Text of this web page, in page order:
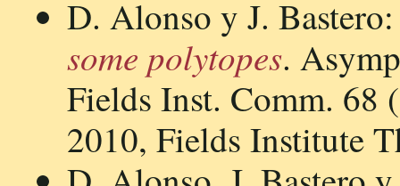
D. Alonso y J.
some polytopes.
Fields Inst. Comm. 68
2010, Fields Institute